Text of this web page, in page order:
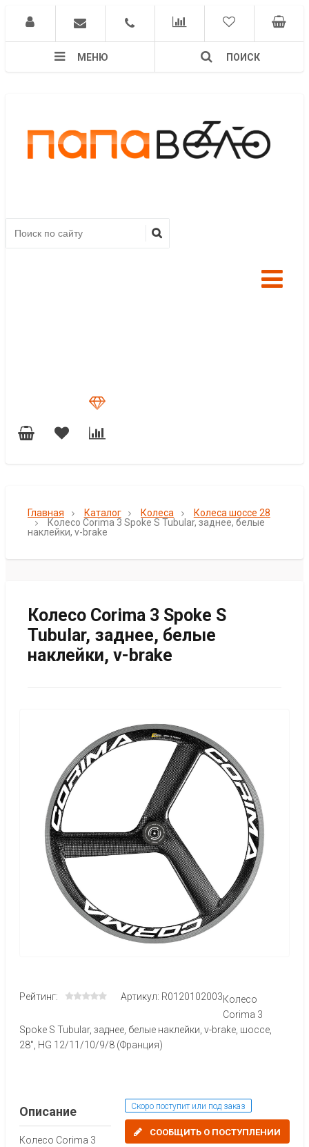
МЕНЮ ПОИСК
Главная Каталог Колеса
Колеса шоссе 28
Колесо Corima 3 Spoke S Tubular, заднее, белые
наклейки, v-brake
Колесо Corima 3 Spoke S
Tubular, заднее, белые
наклейки, v-brake
Рейтинг: Артикул: R0120102003Колесо
Corima 3
Spoke S Tubular, заднее, белые наклейки, v-brake, шоссе,
28", HG 12/11/10/9/8 (Франция)
Скоро поступит или под заказ
СООБЩИТЬ О ПОСТУПЛЕНИИ
Описание
Колесо Corima 3